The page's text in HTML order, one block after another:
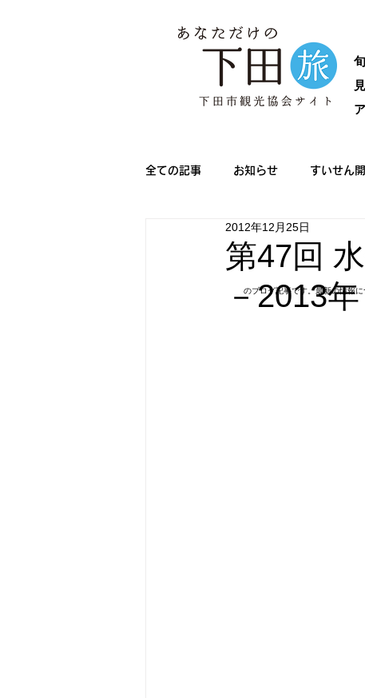
全ての記事 お知らせ すいせん
メディア情報 きんめ祭り
下田サマーフェスタ ノルディ
第47回
－2013
2012年12月25日
のブログ記事です。最新の情報